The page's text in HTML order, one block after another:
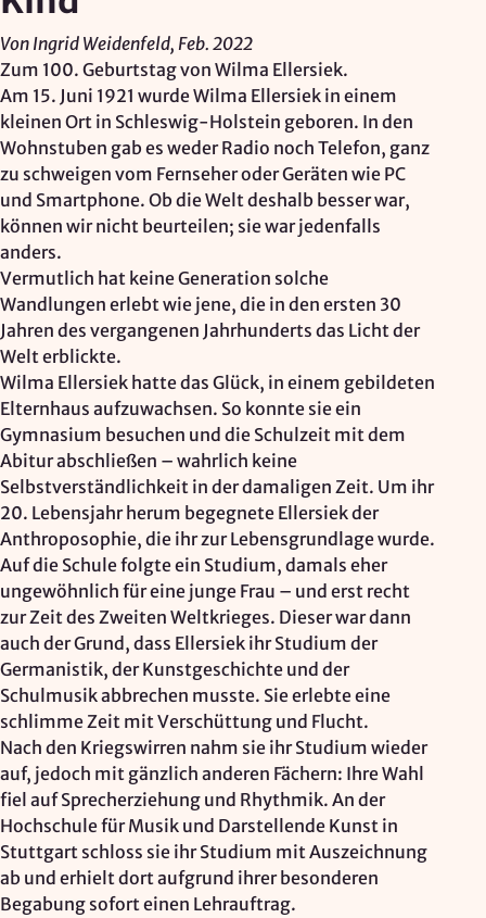
Von Ingrid Weidenfeld, Feb. 2022
Zum 100. Geburtstag von Wilma Ellersiek.
Am 15. Juni 1921 wurde Wilma Ellersiek in einem
kleinen Ort in Schleswig-Holstein geboren. In den
Wohnstuben gab es weder Radio noch Telefon, ganz
zu schweigen vom Fernseher oder Geräten wie PC
und Smartphone. Ob die Welt deshalb besser war,
können wir nicht beurteilen; sie war jedenfalls
anders.
Vermutlich hat keine Generation solche
Wandlungen erlebt wie jene, die in den ersten 30
Jahren des vergangenen Jahrhunderts das Licht der
Welt erblickte.
Wilma Ellersiek hatte das Glück, in einem gebildeten
Elternhaus aufzuwachsen. So konnte sie ein
Gymnasium besuchen und die Schulzeit mit dem
Abitur abschließen – wahrlich keine
Selbstverständlichkeit in der damaligen Zeit. Um ihr
20. Lebensjahr herum begegnete Ellersiek der
Anthroposophie, die ihr zur Lebensgrundlage wurde.
Auf die Schule folgte ein Studium, damals eher
ungewöhnlich für eine junge Frau – und erst recht
zur Zeit des Zweiten Weltkrieges. Dieser war dann
auch der Grund, dass Ellersiek ihr Studium der
Germanistik, der Kunstgeschichte und der
Schulmusik abbrechen musste. Sie erlebte eine
schlimme Zeit mit Verschüttung und Flucht.
Nach den Kriegswirren nahm sie ihr Studium wieder
auf, jedoch mit gänzlich anderen Fächern: Ihre Wahl
fiel auf Sprecherziehung und Rhythmik. An der
Hochschule für Musik und Darstellende Kunst in
Stuttgart schloss sie ihr Studium mit Auszeichnung
ab und erhielt dort aufgrund ihrer besonderen
Begabung sofort einen Lehrauftrag.
Zweck:
Adresssuche, Geokoordinaten
Rechtsgrundlage: Art. 6 Abs. 1 lit. f DSGVO
Drittlandübermittlung: möglich
OPTIONAL
Optionale Cookies
(z. B. für Karten von Mapbox,
Videos von Vimeo oder optionale zusätzliche
Cookies für die Messung von wiederkehrenden
Nutzenden von Matomo) werden
Einwilligung
geladen.
Mapbox
Anbieter:
Mapbox Inc., US
Zweck:
Kartendarstellung
Rechtsgrundlage: Art. 6 Abs. 1 lit. a DSGVO
Vimeo
Anbieter:
Vimeo Inc., USA
Zweck:
Videowiedergabe
Rechtsgrundlage: Art. 6 Abs. 1 lit. a DSGVO
Matomo (Webanalyse)